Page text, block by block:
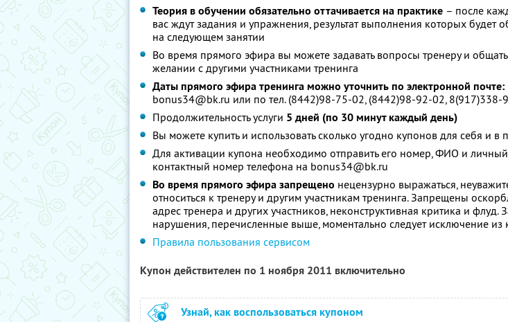
Теория в обучении обязательно оттачивается на практике – после
вас ждут задания и упражнения, результат выполнения которых будет
на следующем занятии
Во время прямого эфира вы можете задавать вопросы тренеру и
желании с другими участниками тренинга
Даты прямого эфира тренинга можно уточнить по электронной почте:
bonus34@bk.ru или по тел. (8442)98-75-02, (8442)98-92-02, 8(917)338-
Продолжительность услуги 5 дней (по 30 минут каждый день)
Вы можете купить и использовать сколько угодно купонов для себя и в
Для активации купона необходимо отправить его номер, ФИО и личный
контактный номер телефона на bonus34@bk.ru
Во время прямого эфира запрещено нецензурно выражаться,
относиться к тренеру и другим участникам тренинга. Запрещены
адрес тренера и других участников, неконструктивная критика и флуд.
нарушения, перечисленные выше, моментально следует исключение из
Правила пользования сервисом
Купон действителен по 1 ноября 2011 включительно
Узнай, как воспользоваться купоном